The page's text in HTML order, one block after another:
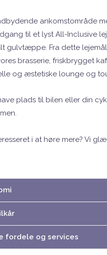
ankomstområde
til et lyst All-Inclusive
gulvtæppe. Fra dette
brasserie, friskbrygget
og æstetiske lounge og
plads til bilen eller din
i at høre mere? Vi
fordele og services